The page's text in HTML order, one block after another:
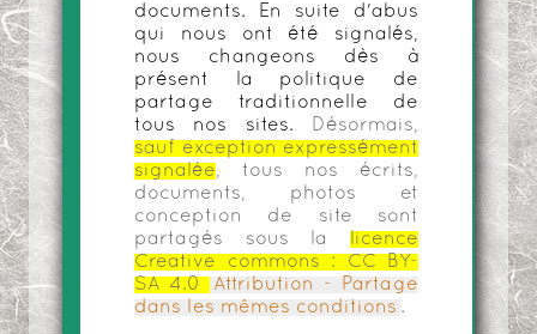
documents. En suite d'abus
qui nous ont été signalés,
nous changeons dès à
présent la politique de
partage traditionnelle de
tous nos sites.
Désormais,
sauf exception expressément
signalée, tous nos écrits,
documents, photos et
conception de site sont
partagés sous la
licence
Creative commons :
CC BY-
SA 4.0
Attribution - Partage
dans les mêmes conditions .